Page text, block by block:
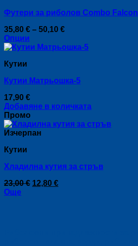
Футери за риболов Combo Falcon
35,80 € – 50,10 €Price
35,80 €
Опции
This
has
variants.
options
may
be
chosen
on
product
page
Кутии
Кутии Матрьошка-5
17,90 €
Добавяне в количката
Промо
Изчерпан
Кутии
Хладилна кутия за стръв
23,00€ Original
12,80 €Текущата
Още